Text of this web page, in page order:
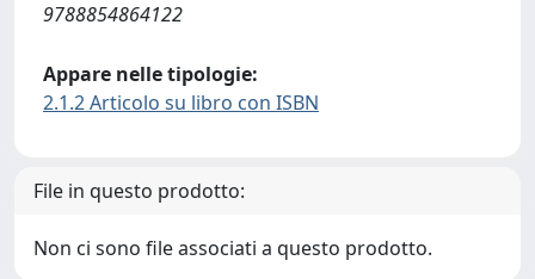
9788854864122
Appare nelle tipologie:
2.1.2 Articolo su libro con ISBN
File in questo prodotto:
Non ci sono file associati a questo prodotto.